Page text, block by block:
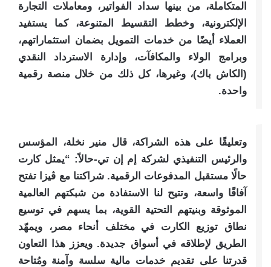
المتكاملة، من بينها سداد الفواتير، ومعاملات التجارة
الإلكترونية، وخطط التقسيط المتنوعة، كما يستفيد
العملاء أيضًا من خدمات التمويل بضمان استثماراتهم،
وبرامج الولاء والمكافآت، وإدارة الاسترداد النقدي
(الكاش باك)، وغيرها، كل ذلك من خلال منصة رقمية
واحدة.
وتعليقًا على هذه الشراكة، قال منير نخلة، المؤسس
والرئيس التنفيذي لشركة إم إن تي-حالاً: “يمثل كارت
حالًا مستقبل المدفوعات الرقمية. شراكتنا مع ڤيزا تفتح
آفاقًا واسعة، وتتيح لنا الاستفادة من شبكتهم العالمية
الموثوقة وبنيتهم التحتية القوية، بما يسهم في توسيع
نطاق توزيع الكارت في مختلف أنحاء مصر، ويمهّد
الطريق لإطلاقه في أسواق جديدة. ويعزز هذا التعاون
قدرتنا على تقديم خدمات مالية سلسة وآمنة ومُتاحة